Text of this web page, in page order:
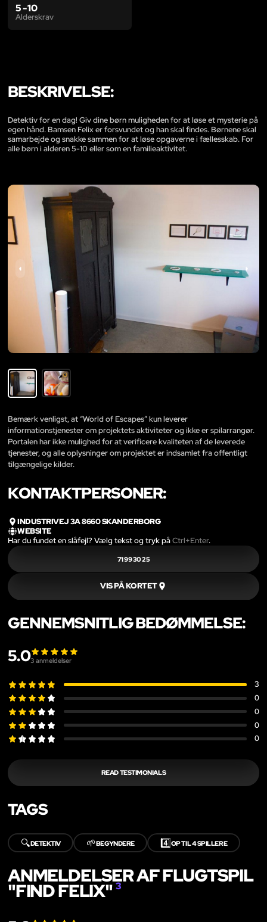
5 - 10
Alderskrav
BESKRIVELSE:
Detektiv for en dag! Giv dine børn muligheden for at løse et mysterie på
egen hånd. Bamsen Felix er forsvundet og han skal findes. Børnene skal
samarbejde og snakke sammen for at løse opgaverne i fællesskab. For
alle børn i alderen 5-10 eller som en familieaktivitet.
Bemærk venligst, at “World of Escapes” kun leverer
informationstjenester om projektets aktiviteter og ikke er spilarrangør.
Portalen har ikke mulighed for at verificere kvaliteten af de leverede
tjenester, og alle oplysninger om projektet er indsamlet fra offentligt
tilgængelige kilder.
KONTAKTPERSONER:
INDUSTRIVEJ 3A 8660 SKANDERBORG
WEBSITE
Har du fundet en slåfejl? Vælg tekst og tryk påCtrl+Enter.
71 99 30 25
VIS PÅ KORTET
GENNEMSNITLIG BEDØMMELSE:
5.03 anmeldelser
3
0
0
0
0
READ TESTIMONIALS
TAGS
🔍DETEKTIV 🌱BEGYNDERE 4️⃣OP TIL 4 SPILLERE
ANMELDELSER AF FLUGTSPIL
"FIND FELIX" 3